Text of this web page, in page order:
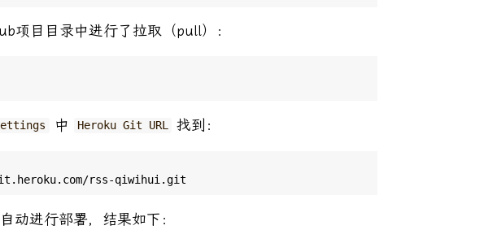
项目目录中进行了拉取（pull）：
中 Heroku Git URL 找到：
rss-qiwihui
动进行部署，结果如下：